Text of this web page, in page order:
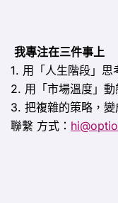
我專注在三件事上
1. 用「人生階段」思
2. 用「市場溫度」動
3. 把複雜的策略，
聯繫 方式：